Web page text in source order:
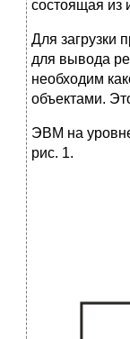
состоящая из
Для загрузки
для вывода
необходим
объектами.
ЭВМ на
рис. 1.